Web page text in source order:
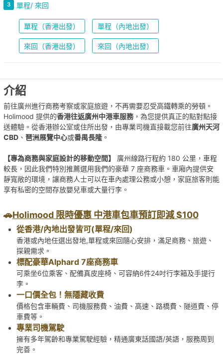
3 單程/ 來回
單程（香港出發） 單程（內地出發）
來回（香港出發） 來回（內地出發）
介紹
前往廣州進行商務考察或家庭旅遊，不再需要忍受高鐵轉乘的勞頓。
Holimood 提供的香港往返廣州中港車服務，為您提供真正的點對點接
送體驗。從香港辦公室或住所出發，由專業司機直接載您前往廣州天河
CBD、 琶洲展覽中心或番禺長隆。
【專為商務與家庭設計的移動空間】
廣州線路行程約 180 公里，車程
較長，因此我們特別推薦選用我們的豪華 7 座商務車。車廂內提供安
靜寬敞的環境，讓商務人士可以在車內處理公務或小憩，家庭旅客則能
享有私密的空間存放嬰兒車或大量行李。
🚗Holimood 限時優惠 中港車包車預訂即減 $100
從香港/內地出發皆可(單程/來回)
香港或內地任選出發地,單程或來回隨心安排，滿足商務、旅遊、
探親需求。
標配豪華Alphard 7座商務車
可乘坐6位乘客、配備真皮座椅、可容納6件24吋行李箱及手提行
李。
一口價全包！無隱藏收費
價格包含車輛費、司機服務費、油費、高速、路橋費、隧道費、停
車費等。
專業司機駕駛
擁有多年駕齡和專業駕駛經驗，精通廣東話國語/英語，服務周到
完善。